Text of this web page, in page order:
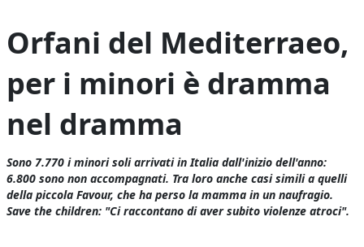
Orfani del Mediterraeo,
per i minori è dramma
nel dramma
Sono 7.770 i minori soli arrivati in Italia dall'inizio dell'anno:
6.800 sono non accompagnati. Tra loro anche casi simili a quelli
della piccola Favour, che ha perso la mamma in un naufragio.
Save the children: "Ci raccontano di aver subito violenze atroci".